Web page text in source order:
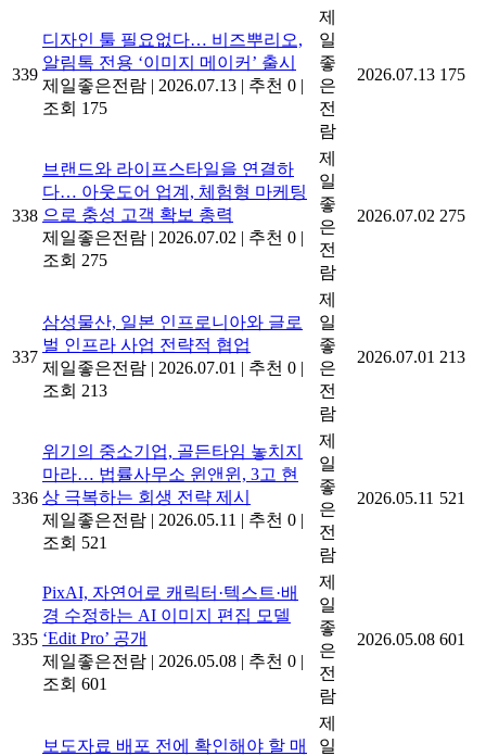
339
디자인 툴 필요없다… 비즈뿌리오,
알림톡 전용 ‘이미지 메이커’ 출시
제일좋은전람 | 2026.07.13 | 추천 0 |
조회 175
제
일
좋
은
전
람
2026.07.13 175
338
브랜드와 라이프스타일을 연결하
다… 아웃도어 업계, 체험형 마케팅
으로 충성 고객 확보 총력
제일좋은전람 | 2026.07.02 | 추천 0 |
조회 275
제
일
좋
은
전
람
2026.07.02 275
337
삼성물산, 일본 인프로니아와 글로
벌 인프라 사업 전략적 협업
제일좋은전람 | 2026.07.01 | 추천 0 |
조회 213
제
일
좋
은
전
람
2026.07.01 213
336
위기의 중소기업, 골든타임 놓치지
마라… 법률사무소 윈앤윈, 3고 현
상 극복하는 회생 전략 제시
제일좋은전람 | 2026.05.11 | 추천 0 |
조회 521
제
일
좋
은
전
람
2026.05.11 521
335
PixAI, 자연어로 캐릭터·텍스트·배
경 수정하는 AI 이미지 편집 모델
‘Edit Pro’ 공개
제일좋은전람 | 2026.05.08 | 추천 0 |
조회 601
제
일
좋
은
전
람
2026.05.08 601
보도자료 배포 전에 확인해야 할 매
제
일